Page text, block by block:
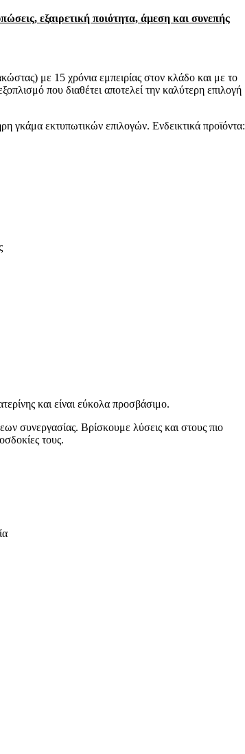
εξαιρετική ποιότητα, άμεση και συνεπής
με 15 χρόνια εμπειρίας στον κλάδο και με το
που διαθέτει αποτελεί την καλύτερη επιλογή
γκάμα εκτυπωτικών επιλογών. Ενδεικτικά πρoϊόντα:
και είναι εύκολα προσβάσιμο.
συνεργασίας. Βρίσκουμε λύσεις και στους πιο
τους.